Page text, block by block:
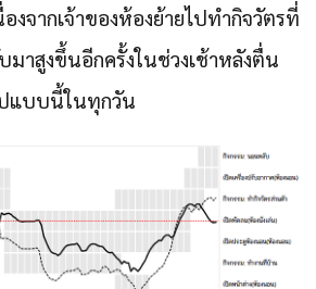
งจากเจ้าของห้องย้ายไปทำกิจวัตรที่
าสูงขึ้นอีกครั้งในช่วงเช้าหลังตื่น
แบบนี้ในทุกวัน